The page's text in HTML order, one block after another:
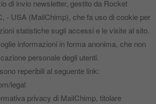
di invio newsletter, gestito da Rocket
‐ USA (MailChimp), che fa uso di cookie per
statistiche sugli accessi e le visite al sito.
informazioni in forma anonima, che non
personale degli utenti.
reperibili al seguente link:
legal
privacy di MailChimp, titolare